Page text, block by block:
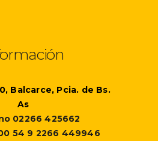
Balcarce, Pcia. de Bs.
As
02266 425662
54 9 2266 449946